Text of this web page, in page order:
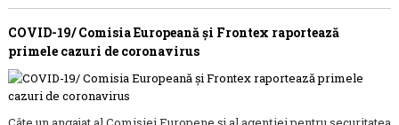
COVID-19/ Comisia Europeană și Frontex raportează
primele cazuri de coronavirus